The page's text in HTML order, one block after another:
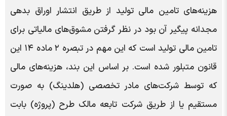
هزینه‌های تامین مالی تولید از طریق انتشار اوراق بدهی
مجدانه پیگیر آن بود در نظر گرفتن مشوق‌های مالیاتی برای
تامین مالی تولید است که این مهم در تبصره ۲ ماده ۱۴ این
قانون متبلور شده است. بر اساس این بند، هزینه‌های مالی
که توسط شرکت‌های مادر تخصصی (هلدینگ) به صورت
مستقیم یا از طریق شرکت تابعه مالک طرح (پروژه) بابت